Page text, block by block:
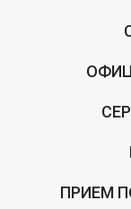
ПРИЕМ